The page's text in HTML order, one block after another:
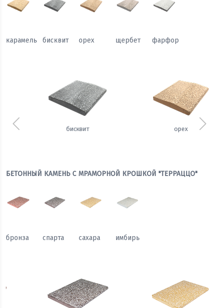
карамель бисквит орех щербет фарфор
Предыдущий
БЕТОННЫЙ КАМЕНЬ С МРАМОРНОЙ КРОШКОЙ "ТЕРРАЦЦО"
бронза спарта сахара имбирь